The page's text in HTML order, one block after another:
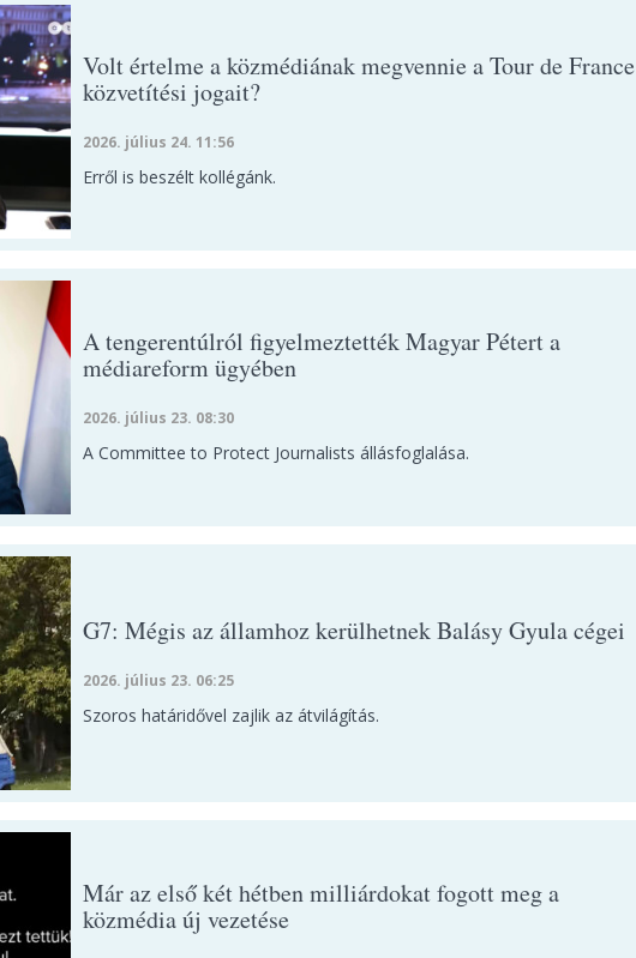
Volt értelme a közmédiának megvennie a Tour de France
közvetítési jogait?
2026. július 24. 11:56
Erről is beszélt kollégánk.
A tengerentúlról figyelmeztették Magyar Pétert a
médiareform ügyében
2026. július 23. 08:30
A Committee to Protect Journalists állásfoglalása.
G7: Mégis az államhoz kerülhetnek Balásy Gyula cégei
2026. július 23. 06:25
Szoros határidővel zajlik az átvilágítás.
Már az első két hétben milliárdokat fogott meg a
közmédia új vezetése